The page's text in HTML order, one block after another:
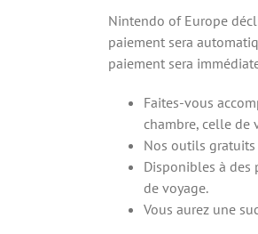
Nintendo of Europe
paiement sera
paiement sera
Faites-vous
chambre, celle de
Nos outils
Disponibles à des
de voyage.
Vous aurez une